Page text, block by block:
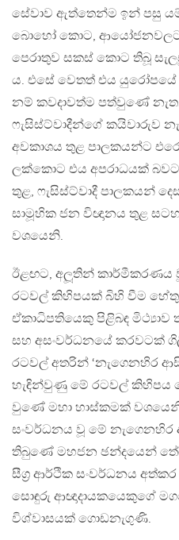
සේවාව ඇත්තෙන්ම ඉන් පසු
බොහෝ කොට,
පෙරාතුව සකස් කොට තිබූ
ය. එසේ වෙතත් එය යුරෝපයේ
නම් කවදාවත්ම පත්වුණේ
ෆැසිස්ට්වාදීන්ගේ කයිවාරුව
අවකාශය තුළ පාලකයන්ට
ලක්කොට එය අපරාධයක්
තුළ, ෆැසිස්ට්වාදී පාලකයන්
සාමූහික ජන විඥානය තුළ
වශයෙනි.
ඊළඟට, අලූතින් කාර්මීකරණය
රටවල් කිහිපයක් බිහි වීම
ඒකාධිපතියෙකු පිළිබඳ මිථ්‍යාව
සහ අසංවර්ධනයේ කරවටක්
රටවල් අතරින් ‘නැගෙනහිර
හැඳින්වුණු මේ රටවල් කිහිපය
වුණේ මහා හාස්කමක්
සංවර්ධනය වූ මේ
තිබුණේ මහජන ඡන්දයෙන්
සීග‍්‍ර ආර්ථික සංවර්ධනය
සොඳුරු ආඥාදායකයෙකුගේ
විශ්වාසයක් ගොඩනැගුණි.